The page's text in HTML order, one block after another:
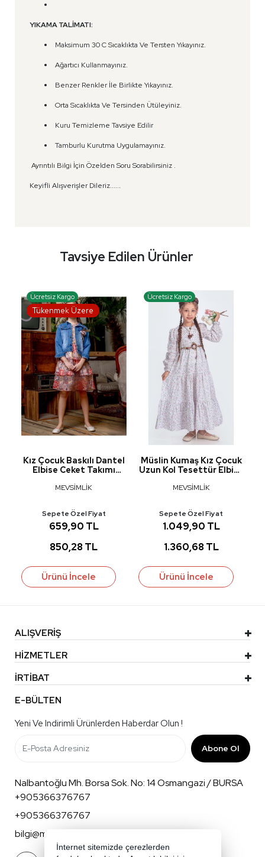
YIKAMA TALİMATI:
Maksimum 30 C Sıcaklıkta Ve Tersten Yıkayınız.
Ağartıcı Kullanmayınız.
Benzer Renkler İle Birlikte Yıkayınız.
Orta Sıcaklıkta Ve Tersinden Ütüleyiniz.
Kuru Temizleme Tavsiye Edilir
Tamburlu Kurutma Uygulamayınız.
Ayrıntılı Bilgi İçin Özelden Soru Sorabilirsiniz .
Keyifli Alışverişler Dileriz......
Tavsiye Edilen Ürünler
Ücretsiz Kargo
Tükenmek Üzere
Kız Çocuk Baskılı Dantel
Elbise Ceket Takımı
MEVSİMLİK
Sepete Özel Fiyat
659,90 TL
850,28 TL
Ürünü İncele
Ücretsiz Kargo
Müslin Kumaş Kız Çocuk
Uzun Kol Tesettür Elbise
MEVSİMLİK
Sepete Özel Fiyat
1.049,90 TL
1.360,68 TL
Ürünü İncele
ALIŞVERİŞ
HİZMETLER
İRTİBAT
E-BÜLTEN
Yeni Ve Indirimli Ürünlerden Haberdar Olun !
Abone Ol
Nalbantoğlu Mh. Borsa Sok. No: 14 Osmangazi / BURSA
+905366376767
+905366376767
bilgi@mnkbaby.com
İnternet sitemizde çerezlerden